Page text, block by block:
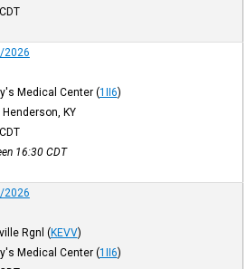
CDT
2026
Medical Center (1II6)
KY
CDT
16:30 CDT
2026
Rgnl (KEVV)
Medical Center (1II6)